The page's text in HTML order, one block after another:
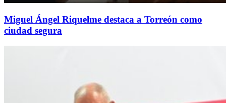
Miguel Ángel Riquelme destaca a Torreón como
ciudad segura